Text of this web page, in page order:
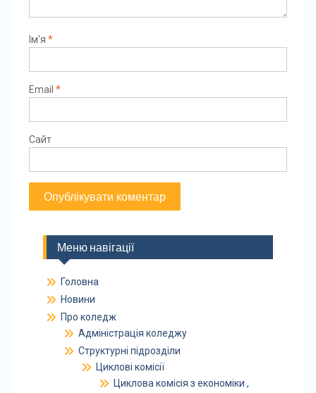
Ім'я *
Email *
Сайт
Меню навігації
Головна
Новини
Про коледж
Адміністрація коледжу
Структурні підрозділи
Циклові комісії
Циклова комісія з економіки ,